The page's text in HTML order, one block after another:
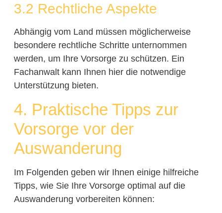
3.2 Rechtliche Aspekte
Abhängig vom Land müssen möglicherweise
besondere rechtliche Schritte unternommen
werden, um Ihre Vorsorge zu schützen. Ein
Fachanwalt kann Ihnen hier die notwendige
Unterstützung bieten.
4. Praktische Tipps zur
Vorsorge vor der
Auswanderung
Im Folgenden geben wir Ihnen einige hilfreiche
Tipps, wie Sie Ihre Vorsorge optimal auf die
Auswanderung vorbereiten können: